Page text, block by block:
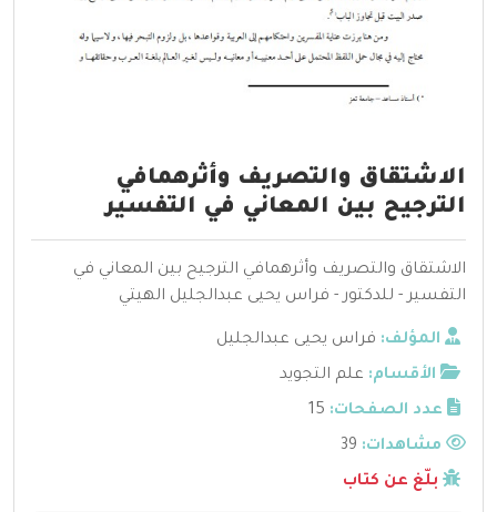
الاشتقاق والتصريف وأثرهمافي
الترجيح بين المعاني في التفسير
الاشتقاق والتصريف وأثرهمافي الترجيح بين المعاني في
التفسير - للدكتور - فراس يحيى عبدالجليل الهيتي
المؤلف: فراس يحيى عبدالجليل
الأقسام: علم التجويد
عدد الصفحات: 15
مشاهدات:
بلّغ عن كتاب